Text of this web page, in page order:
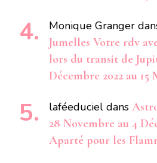
Monique Granger
Jumelles Votre rdv
lors du transit de
Décembre 2022 au 15
laféeduciel dans
28 Novembre au 4
Aparté pour les